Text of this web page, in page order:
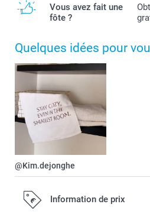
Vous avez fait une
fôte ?
Quelques idées pour
@Kim.dejonghe
Information de prix